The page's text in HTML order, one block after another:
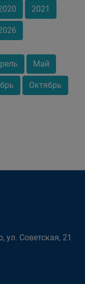
2021
Май
Октябрь
ул. Советская, 21